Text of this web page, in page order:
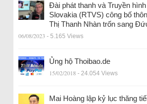
Đài phát thanh và Truyền
Slovakia (RTVS) công bố
Thị Thanh Nhàn trốn sang
06/08/2023 - 5.165 Views
Ủng hộ Thoibao.de
15/02/2018 - 24.054 Views
Mai Hoàng lập kỷ lục thăng